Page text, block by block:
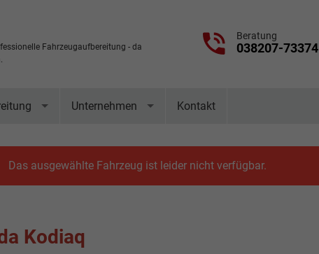
Fahrzeugaufbereitung - da
Beratung
038207-73374
Unternehmen Kontakt
Das ausgewählte Fahrzeug ist leider nicht verfügbar.
Kodiaq